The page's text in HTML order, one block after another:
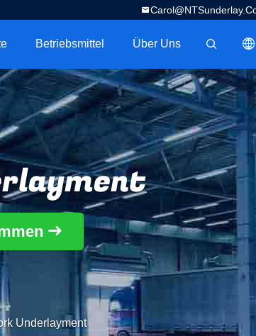
描
Betriebsmittel Über Uns
Underlayment